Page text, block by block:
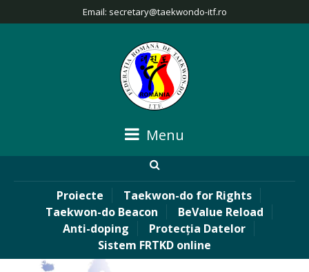
Email: secretary@taekwondo-itf.ro
Menu
Proiecte
Taekwon-do for Rights
Taekwon-do Beacon
BeValue Reload
Anti-doping
Protecția Datelor
Sistem FRTKD online